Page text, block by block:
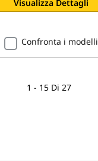
Visualizza Dettagli
Confronta i modelli
1 - 15 Di 27